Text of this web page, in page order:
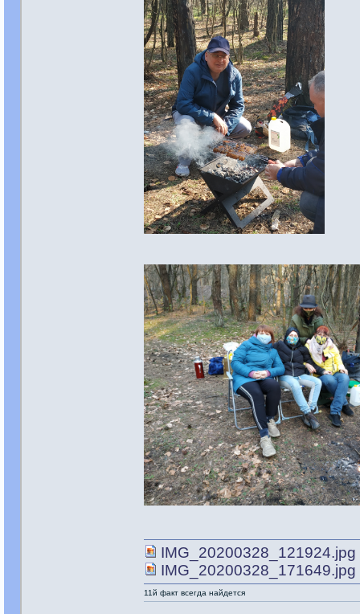
IMG_20200328_121924.jpg
IMG_20200328_171649.jpg
11й факт всегда найдется